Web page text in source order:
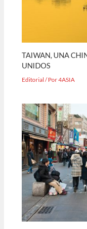
TAIWAN, UNA
UNIDOS
Editorial / Por4ASIA